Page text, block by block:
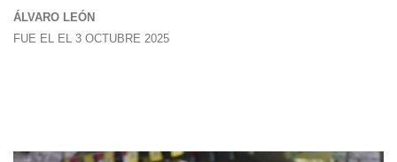
ÁLVARO LEÓN
FUE EL EL 3 OCTUBRE 2025